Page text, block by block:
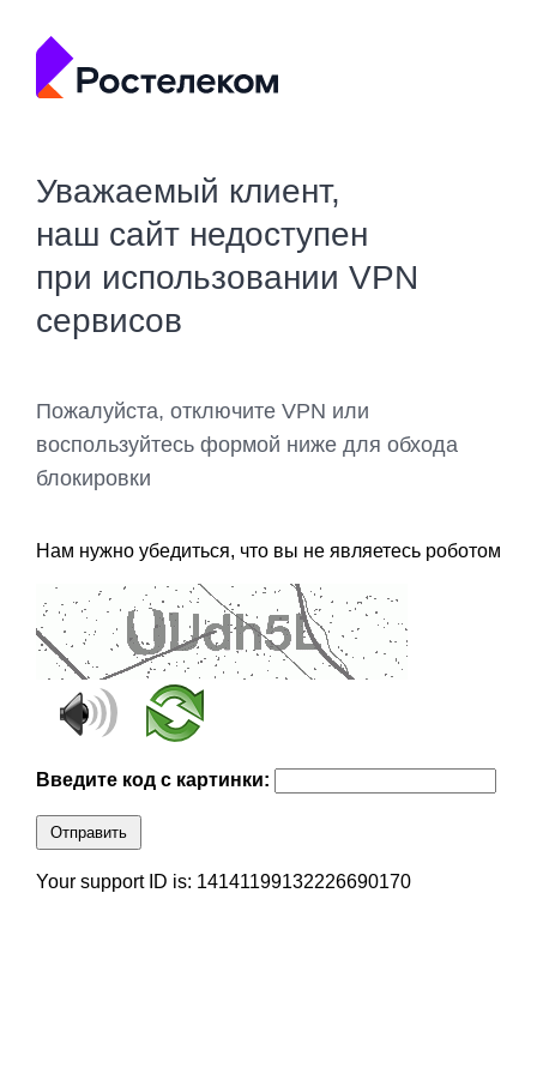
Уважаемый клиент,
наш сайт недоступен
при использовании VPN
сервисов
Пожалуйста, отключите VPN или
воспользуйтесь формой ниже для обхода
блокировки
Нам нужно убедиться, что вы не являетесь роботом
Введите код с картинки:
Отправить
Your support ID is: 14141199132226690170